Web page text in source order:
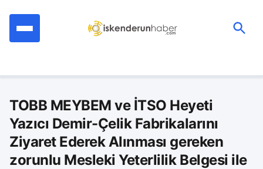
TOBB MEYBEM ve İTSO Heyeti
Yazıcı Demir-Çelik Fabrikalarını
Ziyaret Ederek Alınması gereken
zorunlu Mesleki Yeterlilik Belgesi ile